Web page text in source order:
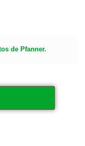
de Pfanner.